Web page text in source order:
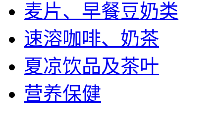
麦片、早餐豆奶类
速溶咖啡、奶茶
夏凉饮品及茶叶
营养保健